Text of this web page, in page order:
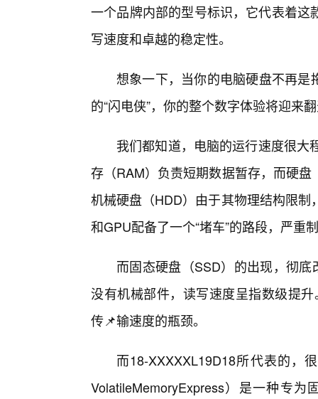
一个品牌内部的型号标识，它代表着
写速度和卓越的稳定性。
想象一下，当你的电脑硬盘不再是
的“闪电侠”，你的整个数字体验将迎来
我们都知道，电脑的运行速度很大
存（RAM）负责短期数据暂存，而硬
机械硬盘（HDD）由于其物理结构限
和GPU配备了一个“堵车”的路段，严重
而固态硬盘（SSD）的出现，彻
没有机械部件，读写速度呈指数级提
传📌输速度的瓶颈。
而18-XXXXXL19D18所代表的，
VolatileMemoryExpress）是一种专